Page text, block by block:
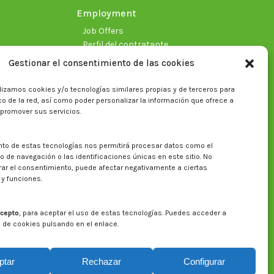
Gestionar el consentimiento de las cookies
cookies y/o tecnologías similares propias y de terceros para
de la red, así como poder personalizar la información que ofrece a
sus servicios.
de estas tecnologías nos permitirá procesar datos como el
de navegación o las identificaciones únicas en este sitio. No
el consentimiento, puede afectar negativamente a ciertas
funciones.
, para aceptar el uso de estas tecnologías. Puedes acceder a
cookies pulsando en el enlace.
Rechazar Configurar
Employment
Job Offers
Perfil del contratante
Search on CITA website
Search: